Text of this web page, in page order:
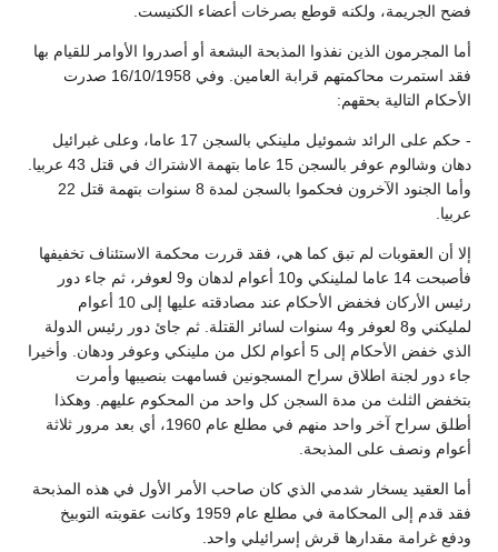
فضح الجريمة، ولكنه قوطع بصرخات أعضاء الكنيست.
أما المجرمون الذين نفذوا المذبحة البشعة أو أصدروا الأوامر للقيام بها
فقد استمرت محاكمتهم قرابة العامين. وفي 16/10/1958 صدرت
الأحكام التالية بحقهم:
- حكم على الرائد شموئيل ملينكي بالسجن 17 عاما، وعلى غبرائيل
دهان وشالوم عوفر بالسجن 15 عاما بتهمة الاشتراك في قتل 43 عربيا.
وأما الجنود الآخرون فحكموا بالسجن لمدة 8 سنوات بتهمة قتل 22
عربيا.
إلا أن العقوبات لم تبق كما هي، فقد قررت محكمة الاستئناف تخفيفها
فأصبحت 14 عاما لملينكي و10 أعوام لدهان و9 لعوفر، ثم جاء دور
رئيس الأركان فخفض الأحكام عند مصادقته عليها إلى 10 أعوام
لمليكني و8 لعوفر و4 سنوات لسائر القتلة. ثم جائ دور رئيس الدولة
الذي خفض الأحكام إلى 5 أعوام لكل من ملينكي وعوفر ودهان. وأخيرا
جاء دور لجنة اطلاق سراح المسجونين فسامهت بنصيبها وأمرت
بتخفض الثلث من مدة السجن كل واحد من المحكوم عليهم. وهكذا
أطلق سراح آخر واحد منهم في مطلع عام 1960، أي بعد مرور ثلاثة
أعوام ونصف على المذبحة.
أما العقيد يسخار شدمي الذي كان صاحب الأمر الأول في هذه المذبحة
فقد قدم إلى المحكامة في مطلع عام 1959 وكانت عقوبته التوبيخ
ودفع غرامة مقدارها قرش إسرائيلي واحد.